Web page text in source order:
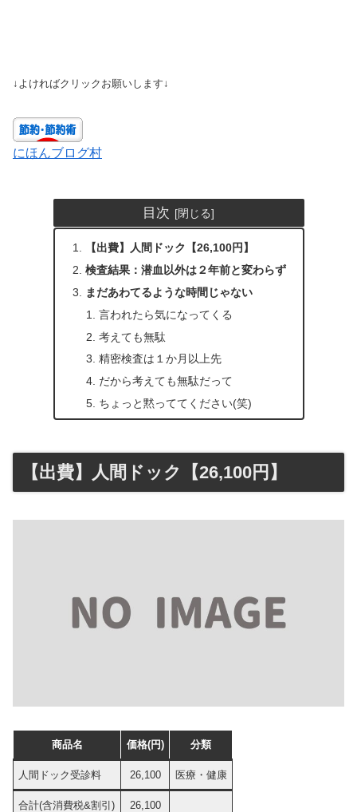
↓よければクリックお願いします↓
にほんブログ村
目次
【出費】人間ドック【26,100円】
検査結果：潜血以外は２年前と変わらず
まだあわてるような時間じゃない
言われたら気になってくる
考えても無駄
精密検査は１か月以上先
だから考えても無駄だって
ちょっと黙っててください(笑)
【出費】人間ドック【26,100円】
商品名 価格(円) 分類
人間ドック受診料 26,100 医療・健康
合計(含消費税&割引) 26,100